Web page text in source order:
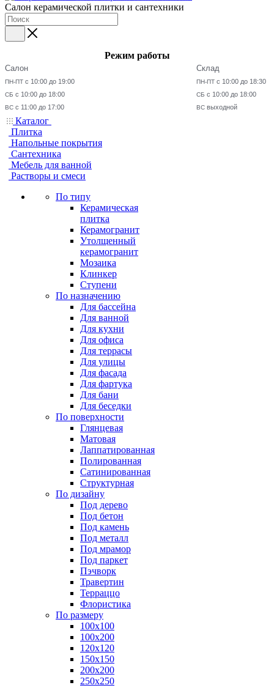
Салон керамической плитки и сантехники
Режим работы
Салон
ПН-ПТ с 10:00 до 19:00
СБ с 10:00 до 18:00
ВС с 11:00 до 17:00
Склад
ПН-ПТ с 10:00 до 18:30
СБ с 10:00 до 18:00
ВС выходной
Каталог
Плитка
Напольные покрытия
Сантехника
Мебель для ванной
Растворы и смеси
По типу
Керамическая
плитка
Керамогранит
Утолщенный
керамогранит
Мозаика
Клинкер
Ступени
По назначению
Для бассейна
Для ванной
Для кухни
Для офиса
Для террасы
Для улицы
Для фасада
Для фартука
Для бани
Для беседки
По поверхности
Глянцевая
Матовая
Лаппатированная
Полированная
Сатинированная
Структурная
По дизайну
Под дерево
Под бетон
Под камень
Под металл
Под мрамор
Под паркет
Пэчворк
Травертин
Терраццо
Флористика
По размеру
100х100
100х200
120х120
150х150
200х200
250х250